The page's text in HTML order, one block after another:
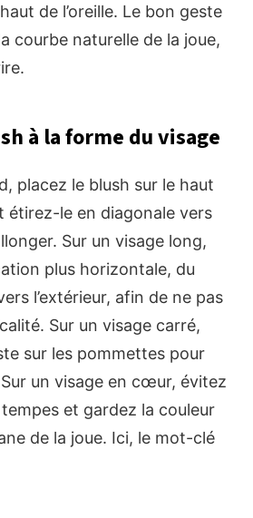
de l’oreille. Le bon geste
courbe naturelle de la joue,
à la forme du visage
placez le blush sur le haut
étirez-le en diagonale vers
Sur un visage long,
plus horizontale, du
l’extérieur, afin de ne pas
Sur un visage carré,
sur les pommettes pour
un visage en cœur, évitez
et gardez la couleur
de la joue. Ici, le mot-clé